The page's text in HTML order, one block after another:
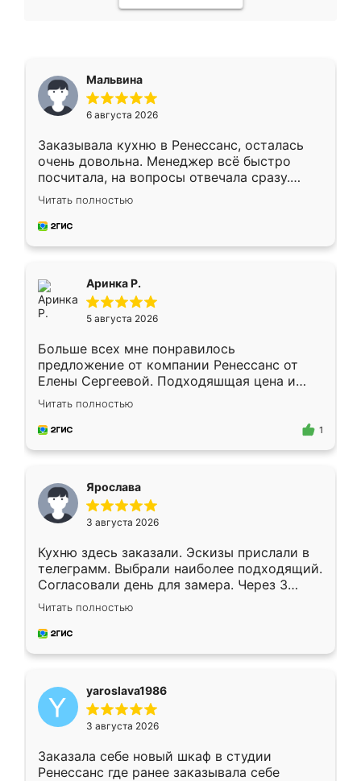
Мальвина
6 августа 2026
Заказывала кухню в Ренессанс, осталась
очень довольна. Менеджер всё быстро
посчитала, на вопросы отвечала сразу.
Замерщик приехал в субботу, подошёл к
делу со всей ответственностью. Собрали
за день, ребята работали аккуратно, даже
Читать полностью
Аринка Р.
5 августа 2026
Больше всех мне понравилось
предложение от компании Ренессанс от
Елены Сергеевой. Подходяшщая цена и
короткие сроки изготовления. Приехавший
для замера сотрудник Владислав
предложил по моему эскизу самый
Читать полностью
1
Ярослава
3 августа 2026
Кухню здесь заказали. Эскизы прислали в
телеграмм. Выбрали наиболее подходящий.
Согласовали день для замера. Через 3
недели кухня была уже готова. Остались
довольны работой. Спасибо Ренессанс
мебель за качественную работу!
Читать полностью
yaroslava1986
3 августа 2026
Заказала себе новый шкаф в студии
Ренессанс где ранее заказывала себе